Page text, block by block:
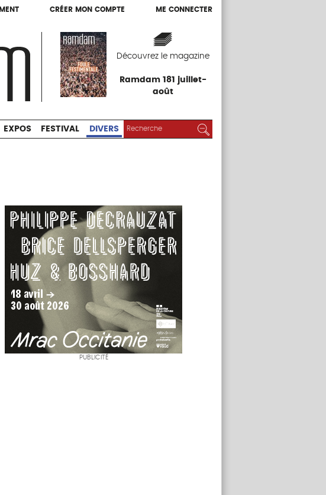
CRÉER MON COMPTE ME CONNECTER
Découvrez le magazine
Ramdam 181 juillet-
août
CRÉER MON COMPTE ME CONNECTER
PUBLIC EXPOS
EXPOS FESTIVAL DIVERS RECHERCHER :
PUBLICITÉ